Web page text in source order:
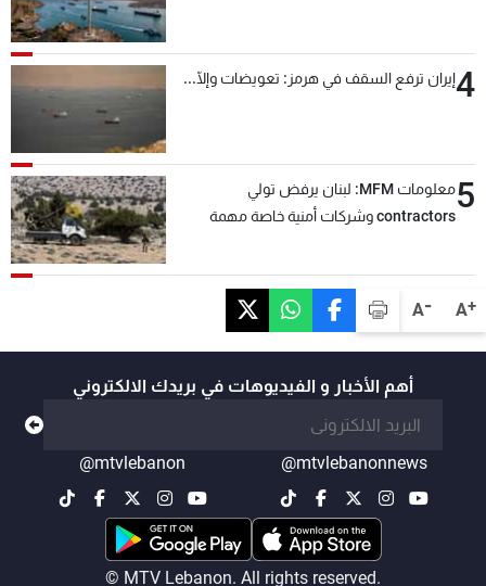
A+
A-
4إيران ترفع السقف في هرمز: تعويضات وإلّا...
5
معلومات MFM: لبنان يرفض تولي
contractors وشركات أمنية خاصة مهمة
أهم الأخبار و الفيديوهات في بريدك الالكتروني
@mtvlebanonnews
@mtvlebanon
© MTV Lebanon. All rights reserved.